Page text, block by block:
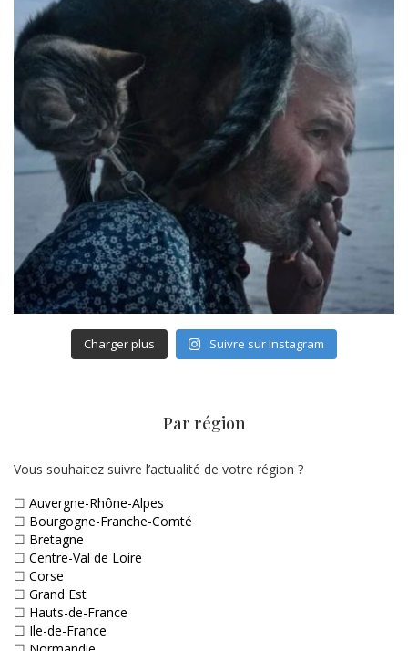
Charger plus Suivre sur Instagram
Par région
Vous souhaitez suivre l’actualité de votre région ?
☐ Auvergne-Rhône-Alpes
☐ Bourgogne-Franche-Comté
☐ Bretagne
☐ Centre-Val de Loire
☐ Corse
☐ Grand Est
☐ Hauts-de-France
☐ Ile-de-France